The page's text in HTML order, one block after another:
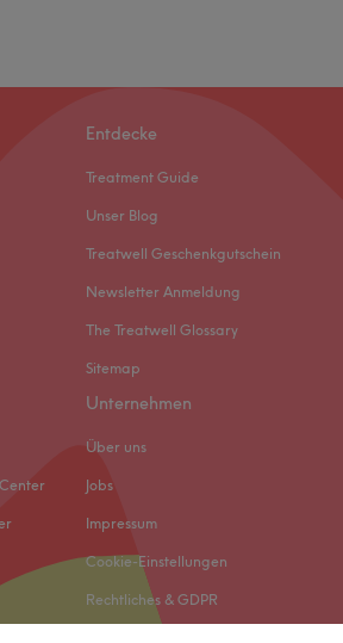
Entdecke
Treatment Guide
Unser Blog
Treatwell Geschenkgutschein
Newsletter Anmeldung
The Treatwell Glossary
Sitemap
Unternehmen
Über uns
Jobs
Impressum
Cookie-Einstellungen
Rechtliches & GDPR